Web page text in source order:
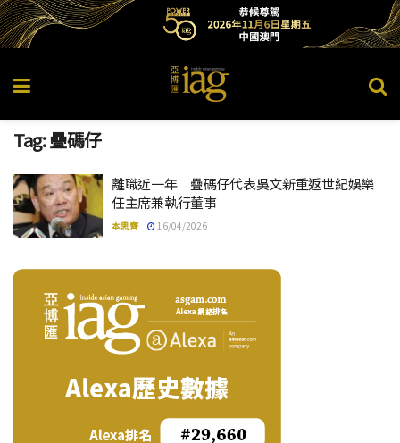
Tag:疊碼仔
離職近一年 疊碼仔代表吳文新重返世紀娛樂
任主席兼執行董事
本思齊 16/04/2026